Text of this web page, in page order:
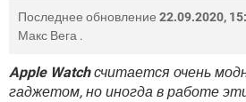
WINDOWS 10
YANDEX
FACEBOOK
WINDOWS 10
ВИДЕО
TIKTOK
FACEBOOK ИГРЫ
ЭНЦИКЛОПЕДИЯ
TIKTOK
WHATSAPP
Последнее обновление 22.09.2020,
Макс Вега .
Apple Watchсчитается очень
гаджетом, но иногда в работе